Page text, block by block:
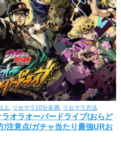
上, リセマラ10分未満, リセマラ方法
ラオラオーバードライブ(おらど
/注意点/ガチャ当たり最強URお